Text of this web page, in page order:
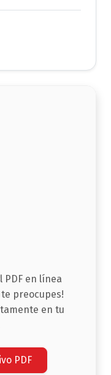
PDF en línea
preocupes!
en tu
PDF